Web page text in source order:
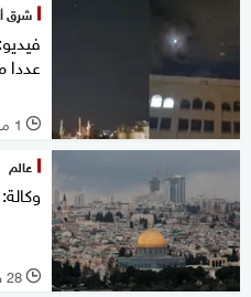
شرق
عددا
l 1 مارس 2026
عالم
l 28 فبراير 2026